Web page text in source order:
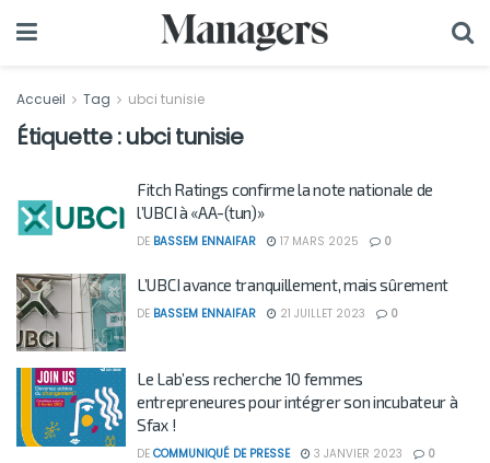
Accueil Tag ubci tunisie
Étiquette :ubci tunisie
Fitch Ratings confirme la note nationale de
l’UBCI à «AA-(tun)»
DE BASSEM ENNAIFAR 17 MARS 2025 0
L’UBCI avance tranquillement, mais sûrement
DE BASSEM ENNAIFAR 21 JUILLET 2023 0
Le Lab’ess recherche 10 femmes
entrepreneures pour intégrer son incubateur à
Sfax !
DE COMMUNIQUÉ DE PRESSE 3 JANVIER 2023 0